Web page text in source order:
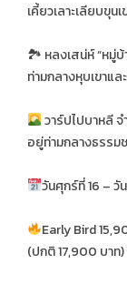
เคี้ยวเลาะเลียบขุ
🏞️ หลงเสน่ห์ “หมู่บ้
ท่ามกลางหุบเขาแ
วาร์ปไปบาหลี
อยู่ท่ามกลางธรรม
วันศุกร์ที่ 16 – วั
Early Bird
(ปกติ 17,900 บาท